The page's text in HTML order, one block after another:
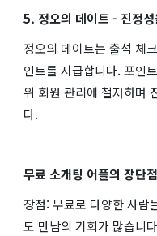
5. 정오의 데이트 - 진정
정오의 데이트는 출석 체
인트를 지급합니다. 포인
위 회원 관리에 철저하며
다.
무료 소개팅 어플의 장단
장점: 무료로 다양한 사람
도 만남의 기회가 많습니